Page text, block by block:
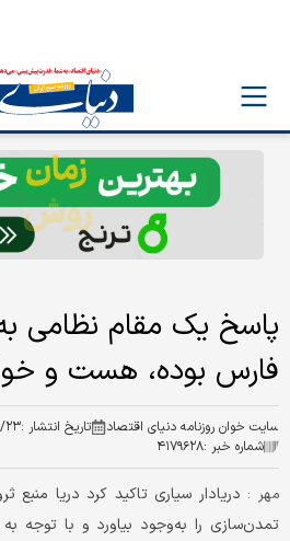
پاسخ یک مقام نظامی
فارس بوده، هست و
سایت خوان روزنامه دنیای اقتصاد تاریخ انتشار :
شماره خبر :۴۱۷۹۶۲۸
مهر : دریادار سیاری تاکید کرد دریا
تمدن‌سازی را به‌وجود بیاورد و با توجه به